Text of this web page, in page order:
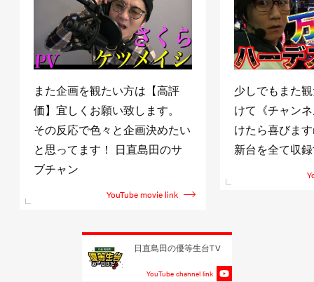
また企画を観たい方は【高評
価】宜しくお願い致します。
その反応で色々と企画決めたい
と思ってます！ 日直島田のサ
ブチャン
YouTube movie link
少しでもまた
けて《チャン
けたら喜びま
新台を全て収
日直島田の優等生台TV
YouTube channel link